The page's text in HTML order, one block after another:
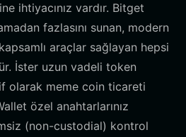
ihtiyacınız vardır. Bitget
fazlasını sunan, modern
araçlar sağlayan hepsi
İster uzun vadeli token
olarak meme coin ticareti
özel anahtarlarınız
(non-custodial) kontrol